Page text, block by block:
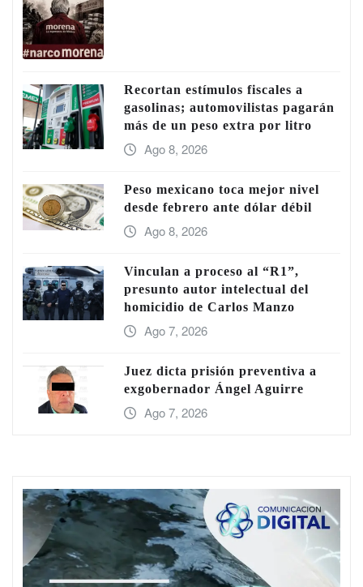
Recortan estímulos fiscales a
gasolinas; automovilistas pagarán
más de un peso extra por litro
Ago 8, 2026
Peso mexicano toca mejor nivel
desde febrero ante dólar débil
Ago 8, 2026
Vinculan a proceso al “R1”,
presunto autor intelectual del
homicidio de Carlos Manzo
Ago 7, 2026
Juez dicta prisión preventiva a
exgobernador Ángel Aguirre
Ago 7, 2026